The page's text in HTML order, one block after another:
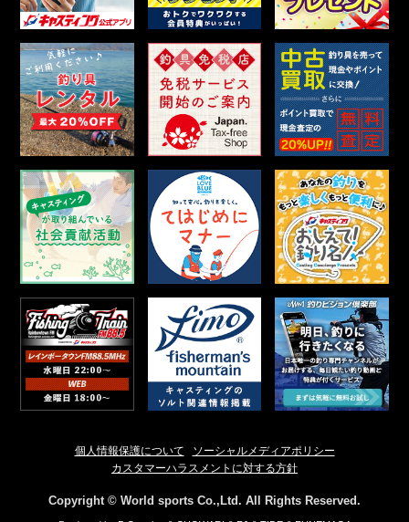
個人情報保護について
ソーシャルメディアポリシー
カスタマーハラスメントに対する方針
Copyright © World sports Co.,Ltd. All Rights Reserved.